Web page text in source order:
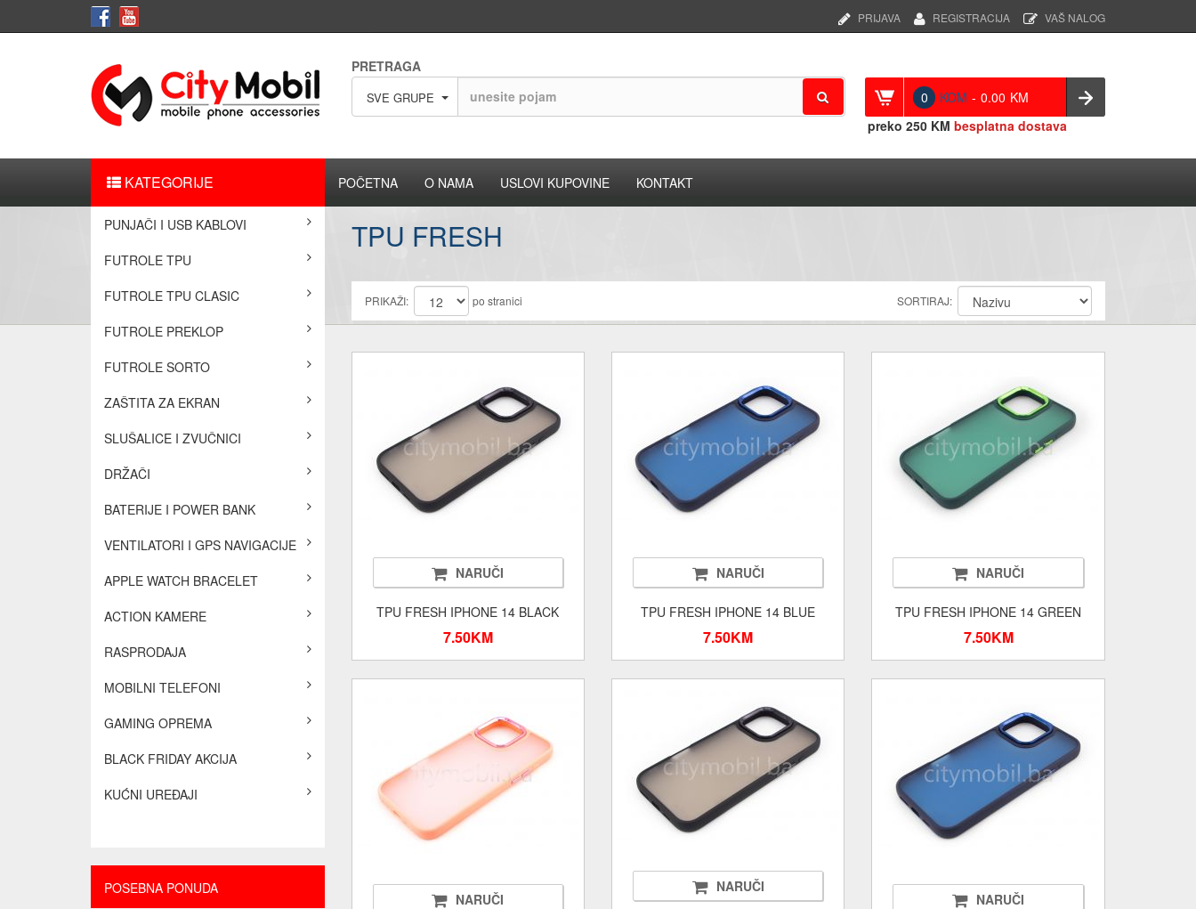
VAŠ NALOG
REGISTRACIJA
PRIJAVA
PRETRAGA
SVE GRUPE 0 KOM - 0.00 KM
preko 250 KM besplatna dostava
KATEGORIJE
PUNJAČI I USB KABLOVI
FUTROLE TPU
FUTROLE TPU CLASIC
FUTROLE PREKLOP
FUTROLE SORTO
ZAŠTITA ZA EKRAN
SLUŠALICE I ZVUČNICI
DRŽAČI
BATERIJE I POWER BANK
VENTILATORI I GPS NAVIGACIJE
APPLE WATCH BRACELET
ACTION KAMERE
RASPRODAJA
MOBILNI TELEFONI
GAMING OPREMA
BLACK FRIDAY AKCIJA
KUĆNI UREĐAJI
POSEBNA PONUDA
POČETNA O NAMA USLOVI KUPOVINE KONTAKT
TPU FRESH
PRIKAŽI: po stranici SORTIRAJ:
NARUČI
TPU FRESH IPHONE 14 BLACK
7.50KM
NARUČI
TPU FRESH IPHONE 14 BLUE
7.50KM
NARUČI
TPU FRESH IPHONE 14 GREEN
7.50KM
NARUČI
NARUČI
NARUČI